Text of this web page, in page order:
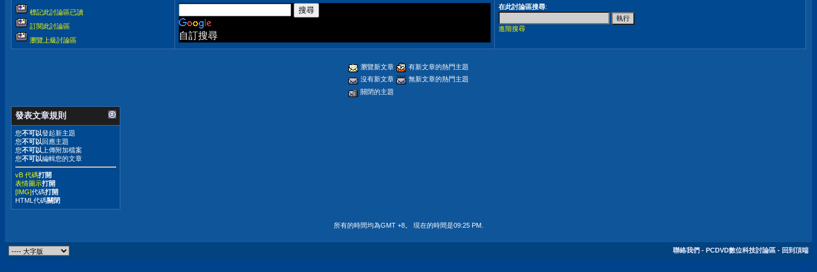
標記此討論區已讀
訂閱此討論區
瀏覽上級討論區
自訂搜尋
在此討論區搜尋:
進階搜尋
瀏覽新文章
有新文章的熱門主題
沒有新文章
無新文章的熱門主題
關閉的主題
發表文章規則
您不可以發起新主題
您不可以回應主題
您不可以 上傳附加檔案
您不可以編輯您的文章
vB 代碼打開
表情圖示打開
[IMG]代碼打開
HTML代碼關閉
所有的時間均為GMT +8。 現在的時間是09:25 PM
聯絡我們 - PCDVD數位科技討論區 - 回到頂端